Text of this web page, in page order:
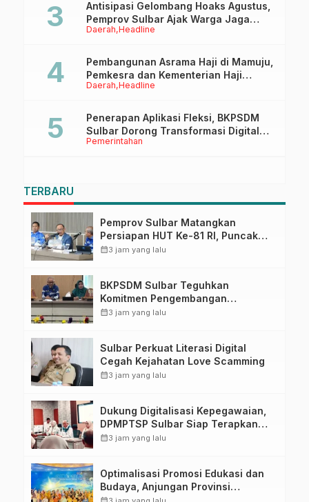
Daerah Headline
Antisipasi Gelombang Hoaks Agustus,
Pemprov Sulbar Ajak Warga Jaga
Ruang Digital
Daerah Headline
Pembangunan Asrama Haji di Mamuju,
Pemkesra dan Kementerian Haji
Sulbar Tinjau Lokasi
Pemerintahan
Penerapan Aplikasi Fleksi, BKPSDM
Sulbar Dorong Transformasi Digital
Sistem Kehadiran ASN
TERBARU
Pemprov Sulbar Matangkan
Persiapan HUT Ke-81 RI, Puncak
Upacara di Lapangan Ahmad
calendar_month3 jam yang lalu
BKPSDM Sulbar Teguhkan
Komitmen Pengembangan
Kompetensi ASN melalui
calendar_month3 jam yang lalu
Sulbar Perkuat Literasi Digital
Cegah Kejahatan Love Scamming
calendar_month3 jam yang lalu
Dukung Digitalisasi Kepegawaian,
DPMPTSP Sulbar Siap Terapkan
Aplikasi FLEKSI ASN
calendar_month3 jam yang lalu
Optimalisasi Promosi Edukasi dan
Budaya, Anjungan Provinsi